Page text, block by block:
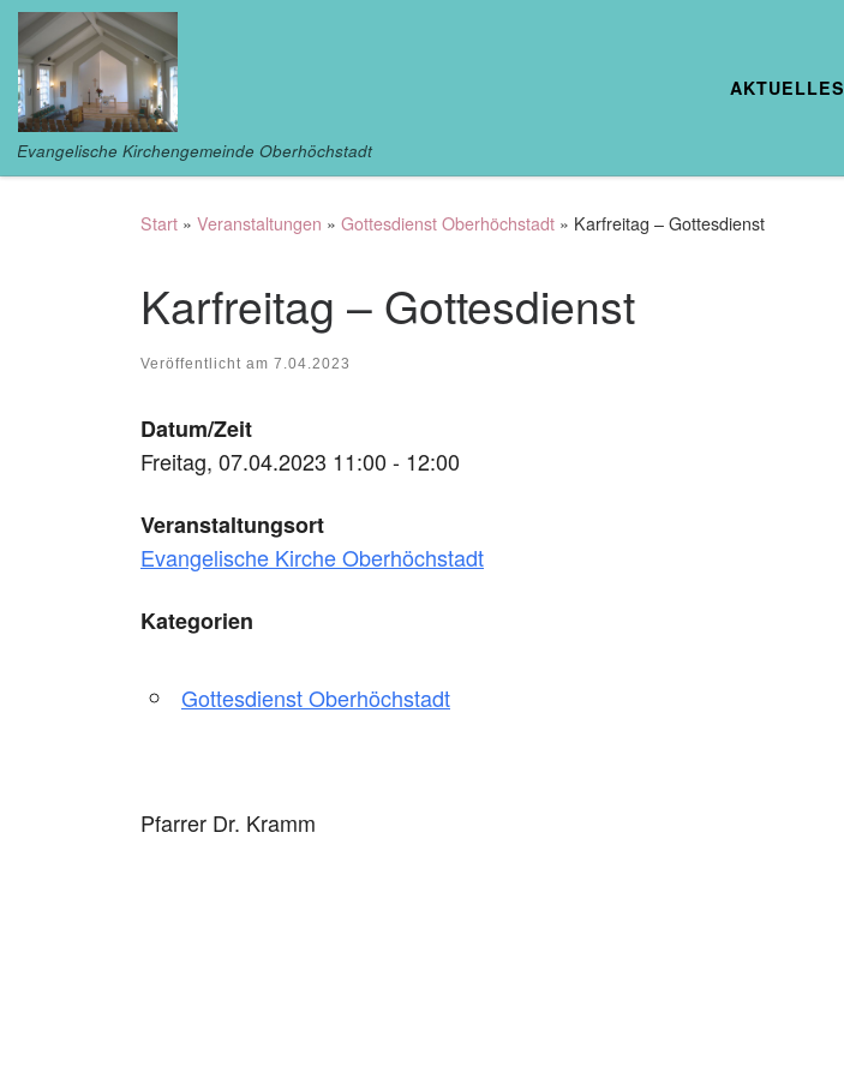
Zum Inhalt springen
Evangelische Kirchengemeinde Oberhöchstadt
AKTUELLES
Start » Veranstaltungen » Gottesdienst Oberhöchstadt » Karfreitag – Gottesdienst
Karfreitag – Gottesdienst
Veröffentlicht am 7.04.2023
Datum/Zeit
Freitag, 07.04.2023 11:00 - 12:00
Veranstaltungsort
Evangelische Kirche Oberhöchstadt
Kategorien
Gottesdienst Oberhöchstadt
Pfarrer Dr. Kramm